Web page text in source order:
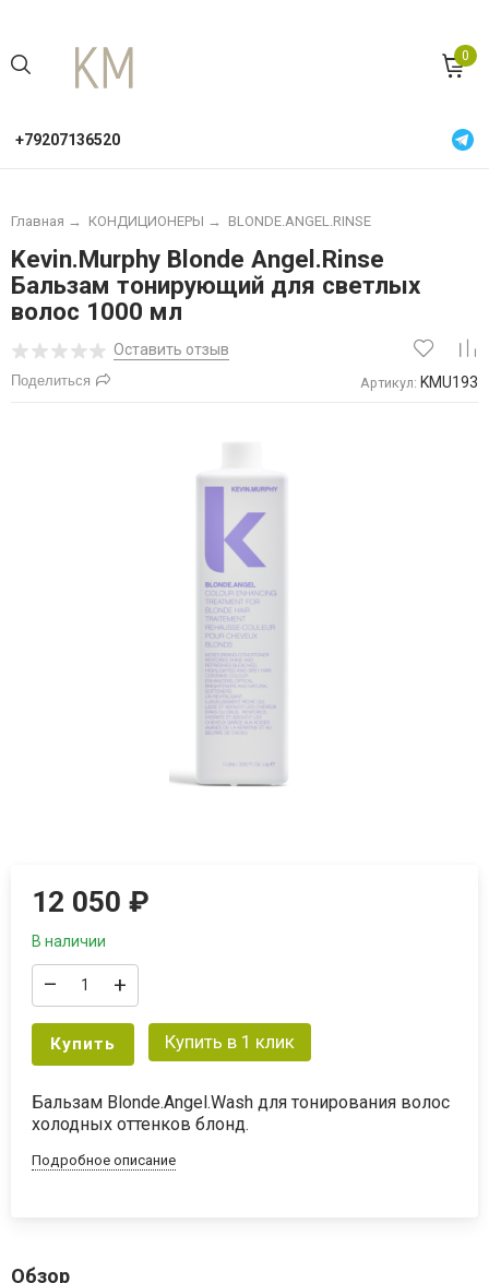
0
+79207136520
Главная → КОНДИЦИОНЕРЫ → BLONDE.ANGEL.RINSE
Kevin.Murphy Blonde Angel.Rinse
Бальзам тонирующий для светлых
волос 1000 мл
Оставить отзыв
Поделиться Артикул: KMU193
12 050₽
В наличии
– +
Купить Купить в 1 клик
Бальзам Blonde.Angel.Wash для тонирования волос
холодных оттенков блонд.
Подробное описание
Обзор